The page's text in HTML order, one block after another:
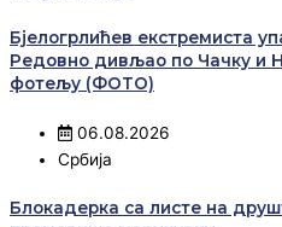
Бјелогрлићев екстремиста
Редовно дивљао по Чачку и
фотељу (ФОТО)
06.08.2026
Србија
Блокадерка са листе на